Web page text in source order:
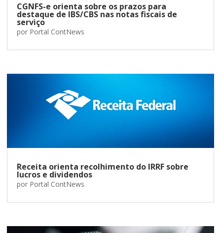
CGNFS-e orienta sobre os prazos para
destaque de IBS/CBS nas notas fiscais de
serviço
por Portal ContNews
Receita orienta recolhimento do IRRF sobre
lucros e dividendos
por Portal ContNews